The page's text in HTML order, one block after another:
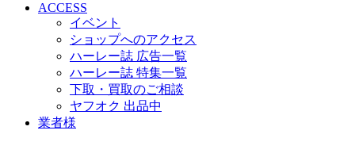
ACCESS
イベント
ショップへのアクセス
ハーレー誌 広告一覧
ハーレー誌 特集一覧
下取・買取のご相談
ヤフオク 出品中
業者様